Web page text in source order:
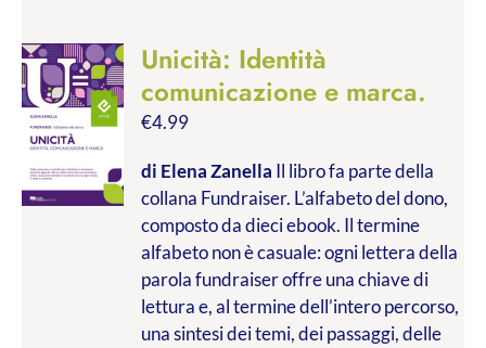
Unicità: Identità
comunicazione e marca.
€4.99
di Elena Zanella Il libro fa parte della
collana Fundraiser. L’alfabeto del dono,
composto da dieci ebook. Il termine
alfabeto non è casuale: ogni lettera della
parola fundraiser offre una chiave di
lettura e, al termine dell’intero percorso,
una sintesi dei temi, dei passaggi, delle